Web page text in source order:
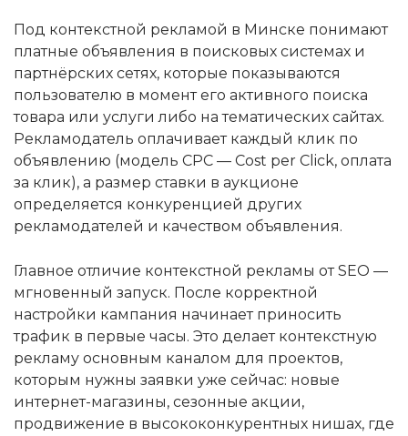
Под контекстной рекламой в Минске понимают
платные объявления в поисковых системах и
партнёрских сетях, которые показываются
пользователю в момент его активного поиска
товара или услуги либо на тематических сайтах.
Рекламодатель оплачивает каждый клик по
объявлению (модель CPC — Cost per Click, оплата
за клик), а размер ставки в аукционе
определяется конкуренцией других
рекламодателей и качеством объявления.
Главное отличие контекстной рекламы от SEO —
мгновенный запуск. После корректной
настройки кампания начинает приносить
трафик в первые часы. Это делает контекстную
рекламу основным каналом для проектов,
которым нужны заявки уже сейчас: новые
интернет-магазины, сезонные акции,
продвижение в высококонкурентных нишах, где